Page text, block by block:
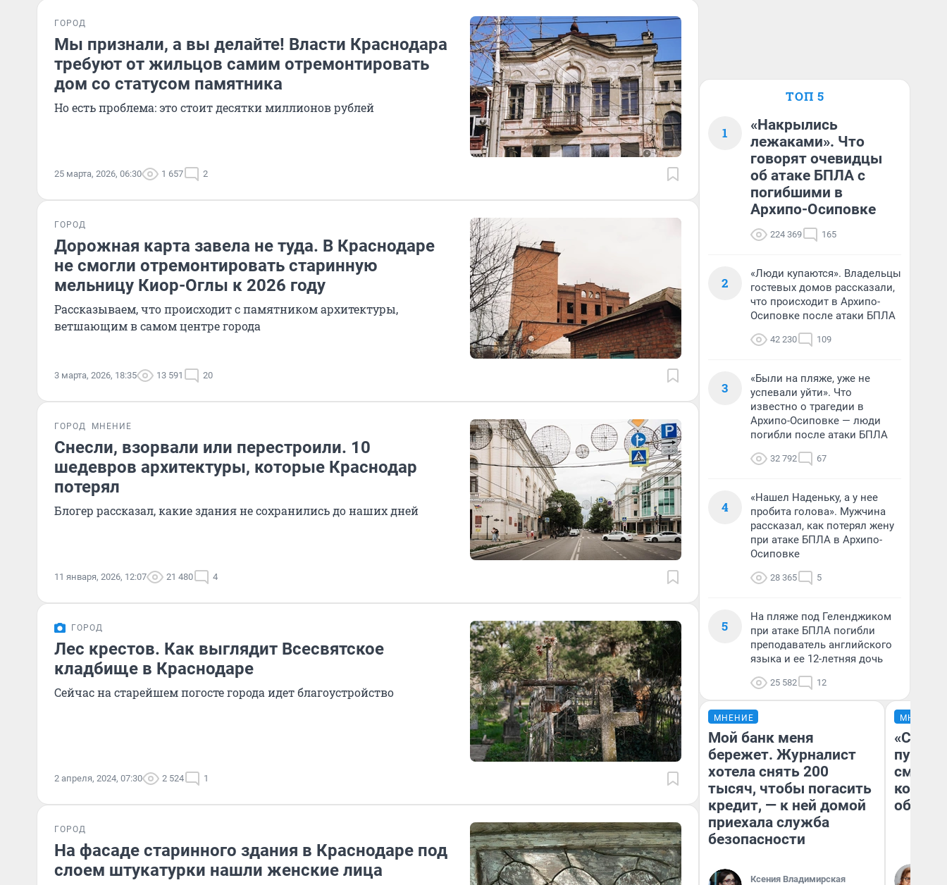
ГОРОД
Мы признали, а вы делайте! Власти Краснодара
требуют от жильцов самим отремонтировать
дом со статусом памятника
Но есть проблема: это стоит десятки миллионов рублей
25 марта, 2026, 06:30 1 657 2
ГОРОД
Дорожная карта завела не туда. В Краснодаре
не смогли отремонтировать старинную
мельницу Киор-Оглы к 2026 году
Рассказываем, что происходит с памятником архитектуры,
ветшающим в самом центре города
3 марта, 2026, 18:35 13 591 20
ГОРОД МНЕНИЕ
Снесли, взорвали или перестроили. 10
шедевров архитектуры, которые Краснодар
потерял
Блогер рассказал, какие здания не сохранились до наших дней
11 января, 2026, 12:07 21 480 4
ГОРОД
Лес крестов. Как выглядит Всесвятское
кладбище в Краснодаре
Сейчас на старейшем погосте города идет благоустройство
2 апреля, 2024, 07:30 2 524 1
ГОРОД
На фасаде старинного здания в Краснодаре под
слоем штукатурки нашли женские лица
ТОП 5
1
«Накрылись
лежаками». Что
говорят очевидцы
об атаке БПЛА с
погибшими в
Архипо-Осиповке
224 369 165
2
«Люди купаются». Владельцы
гостевых домов рассказали,
что происходит в Архипо-
Осиповке после атаки БПЛА
42 230 109
3
«Были на пляже, уже не
успевали уйти». Что
известно о трагедии в
Архипо-Осиповке — люди
погибли после атаки БПЛА
32 792 67
4
«Нашел Наденьку, а у нее
пробита голова». Мужчина
рассказал, как потерял жену
при атаке БПЛА в Архипо-
Осиповке
28 365 5
5
На пляже под Геленджиком
при атаке БПЛА погибли
преподаватель английского
языка и ее 12-летняя дочь
25 582 12
МНЕНИЕ
Мой банк меня
бережет. Журналист
хотела снять 200
тысяч, чтобы погасить
кредит, — к ней домой
приехала служба
безопасности
Ксения Владимирская
МНЕНИЕ